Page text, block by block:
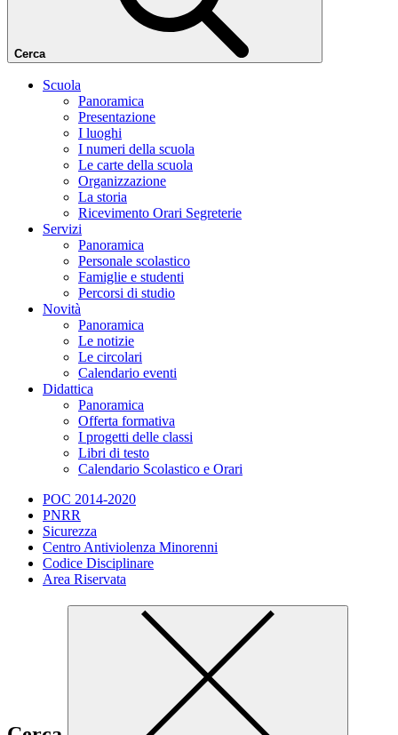
Cerca
Scuola
Panoramica
Presentazione
I luoghi
I numeri della scuola
Le carte della scuola
Organizzazione
La storia
Ricevimento Orari Segreterie
Servizi
Panoramica
Personale scolastico
Famiglie e studenti
Percorsi di studio
Novità
Panoramica
Le notizie
Le circolari
Calendario eventi
Didattica
Panoramica
Offerta formativa
I progetti delle classi
Libri di testo
Calendario Scolastico e Orari
POC 2014-2020
PNRR
Sicurezza
Centro Antiviolenza Minorenni
Codice Disciplinare
Area Riservata